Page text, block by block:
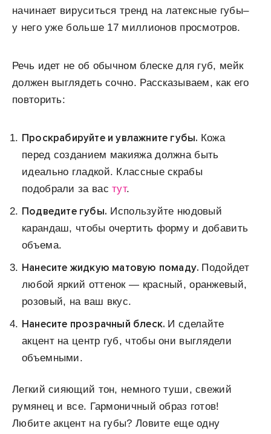
начинает вируситься тренд на латексные губы–
у него уже больше 17 миллионов просмотров.
Речь идет не об обычном блеске для губ, мейк
должен выглядеть сочно. Рассказываем, как его
повторить:
Проскрабируйте и увлажните губы. Кожа
перед созданием макияжа должна быть
идеально гладкой. Классные скрабы
подобрали за вастут.
Подведите губы. Используйте нюдовый
карандаш, чтобы очертить форму и добавить
объема.
Нанесите жидкую матовую помаду. Подойдет
любой яркий оттенок — красный, оранжевый,
розовый, на ваш вкус.
Нанесите прозрачный блеск. И сделайте
акцент на центр губ, чтобы они выглядели
объемными.
Легкий сияющий тон, немного туши, свежий
румянец и все. Гармоничный образ готов!
Любите акцент на губы? Ловите еще одну